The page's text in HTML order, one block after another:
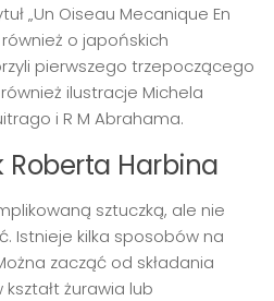
„Un Oiseau Mecanique En
o japońskich
pierwszego trzepoczącego
ilustracje Michela
i R M Abrahama.
Roberta Harbina
sztuczką, ale nie
Istnieje kilka sposobów na
zacząć od składania
żurawia lub